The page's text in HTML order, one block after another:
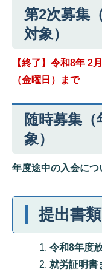
第2次募集
対象）
【終了】令和8年 2
（金曜日）まで
随時募集
象）
年度途中の入会につ
提出書類
令和8年度
就労証明書